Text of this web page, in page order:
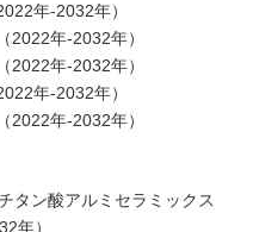
年-2032年）
2022年-2032年）
2022年-2032年）
年-2032年）
2022年-2032年）
タン酸アルミセラミックス
年）